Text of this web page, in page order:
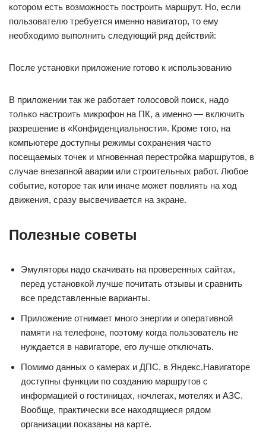
котором есть возможность построить маршрут. Но, если
пользователю требуется именно навигатор, то ему
необходимо выполнить следующий ряд действий:
После установки приложение готово к использованию
В приложении так же работает голосовой поиск, надо
только настроить микрофон на ПК, а именно — включить
разрешение в «Конфиденциальности». Кроме того, на
компьютере доступны режимы сохранения часто
посещаемых точек и мгновенная перестройка маршрутов, в
случае внезапной аварии или строительных работ. Любое
событие, которое так или иначе может повлиять на ход
движения, сразу высвечивается на экране.
Полезные советы
Эмуляторы надо скачивать на проверенных сайтах,
перед установкой лучше почитать отзывы и сравнить
все представленные варианты.
Приложение отнимает много энергии и оперативной
памяти на телефоне, поэтому когда пользователь не
нуждается в навигаторе, его лучше отключать.
Помимо данных о камерах и ДПС, в Яндекс.Навигаторе
доступны функции по созданию маршрутов с
информацией о гостиницах, ночлегах, мотелях и АЗС.
Вообще, практически все находящиеся рядом
организации показаны на карте.